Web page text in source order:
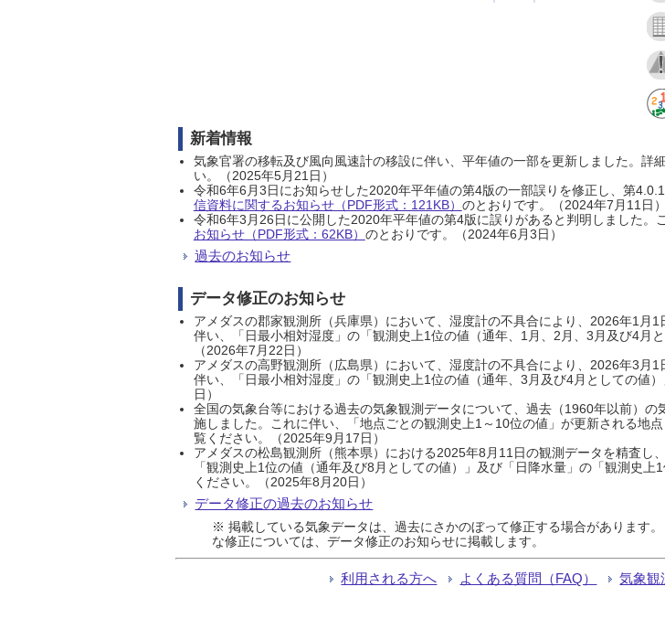
新着情報
気象官署の移転及び風向風速計の移設に伴い、平年値の一部を更新しました。詳
い。（2025年5月21日）
令和6年6月3日にお知らせした2020年平年値の第4版の一部誤りを修正し、第
信資料に関するお知らせ（PDF形式：121KB） のとおりです。（2024年7月11日）
令和6年3月26日に公開した2020年平年値の第4版に誤りがあると判明しました。
お知らせ（PDF形式：62KB） のとおりです。（2024年6月3日）
過去のお知らせ
データ修正のお知らせ
アメダスの郡家観測所（兵庫県）において、湿度計の不具合により、2026年1月
伴い、「日最小相対湿度」の「観測史上1位の値（通年、1月、2月、3月及び4月
（2026年7月22日）
アメダスの高野観測所（広島県）において、湿度計の不具合により、2026年3月
伴い、「日最小相対湿度」の「観測史上1位の値（通年、3月及び4月としての値
日）
全国の気象台等における過去の気象観測データについて、過去（1960年以前）
施しました。これに伴い、「地点ごとの観測史上1～10位の値」が更新される地
覧ください。（2025年9月17日）
アメダスの松島観測所（熊本県）における2025年8月11日の観測データを精査
「観測史上1位の値（通年及び8月としての値）」及び「日降水量」の「観測史
ください。（2025年8月20日）
データ修正の過去のお知らせ
※ 掲載している気象データは、過去にさかのぼって修正する場合があります
な修正については、データ修正のお知らせに掲載します。
利用される方へ よくある質問（FAQ） 気象観